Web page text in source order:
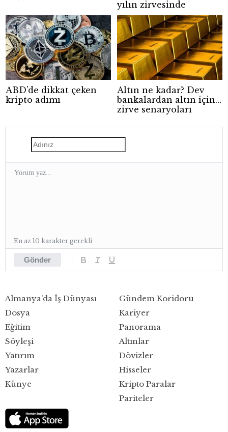
yılın zirvesinde
ABD’de dikkat çeken
kripto adımı
Altın ne kadar? Dev
bankalardan altın için
zirve senaryoları
Gönder
En az 10 karakter gerekli
Almanya’da İş Dünyası
Dosya
Eğitim
Gündem Koridoru
Kariyer
Panorama
Söyleşi
Yatırım
Yazarlar
Künye
Altınlar
Dövizler
Hisseler
Kripto Paralar
Pariteler